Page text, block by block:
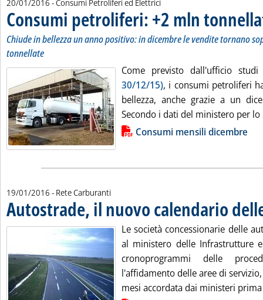
20/01/2016 - Consumi Petroliferi ed Elettrici
Consumi petroliferi: +2 mln
Chiude in bellezza un anno positivo: in dicembre le vendite tornano
tonnellate
Come previsto dall'ufficio
30/12/15), i consumi petroliferi
bellezza, anche grazie a un
Secondo i dati del ministero per lo
Lista allegati PDF alla notiziaConsumi mensili dicembre
19/01/2016 - Rete Carburanti
Autostrade, il nuovo calendario
Le società concessionarie delle
al ministero delle Infrastrutture
cronoprogrammi delle
l'affidamento delle aree di
mesi accordata dai ministeri